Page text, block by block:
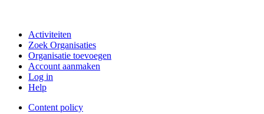
Activiteiten
Zoek Organisaties
Organisatie toevoegen
Account aanmaken
Log in
Help
Content policy